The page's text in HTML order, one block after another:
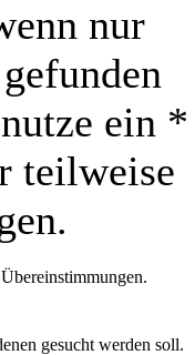
nur
ein *
teilweise
gesucht werden soll.